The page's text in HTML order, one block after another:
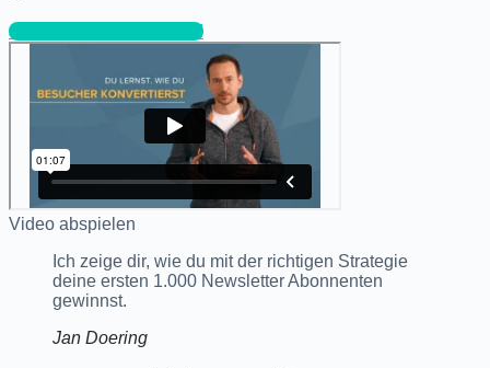
Jetzt Newsletter boosten!
Video abspielen
Ich zeige dir, wie du mit der richtigen Strategie
deine ersten 1.000 Newsletter Abonnenten
gewinnst.
Jan Doering